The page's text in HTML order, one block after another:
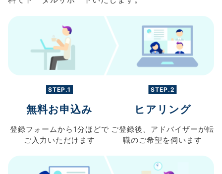
STEP.1
無料お申込み
登録フォームから 1分ほどで
ご入力 いただけます
STEP.2
ヒアリング
ご登録後、 アドバイザーが転
職のご希望を伺います